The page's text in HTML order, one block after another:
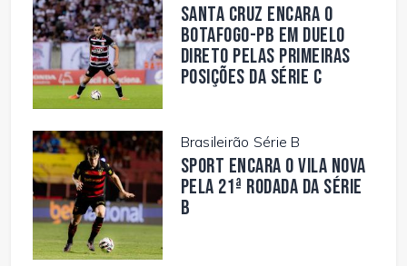
Santa Cruz encara o
Botafogo-PB em duelo
direto pelas primeiras
posições da Série C
Brasileirão Série B
Sport encara o Vila Nova
pela 21ª rodada da Série
B